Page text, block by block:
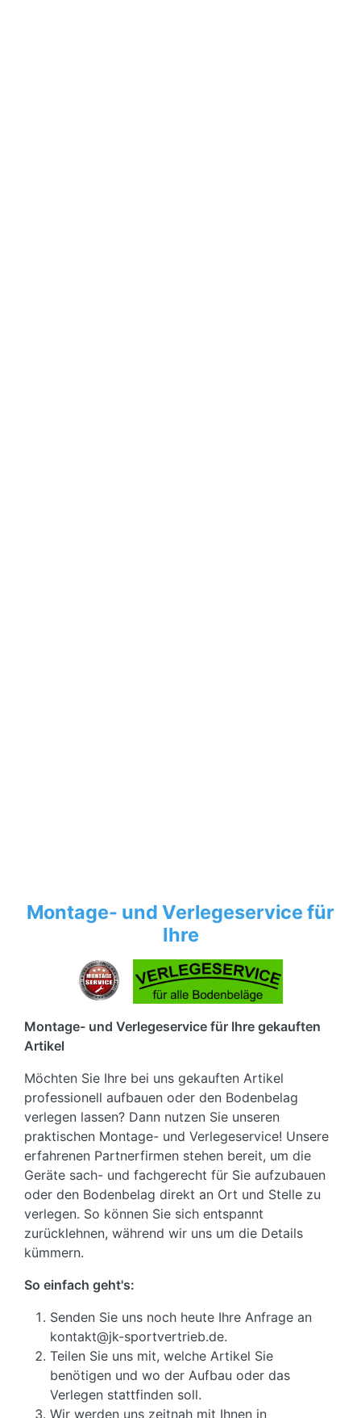
Montage- und Verlegeservice für
Ihre
Montage- und Verlegeservice für Ihre gekauften
Artikel
Möchten Sie Ihre bei uns gekauften Artikel
professionell aufbauen oder den Bodenbelag
verlegen lassen? Dann nutzen Sie unseren
praktischen Montage- und Verlegeservice! Unsere
erfahrenen Partnerfirmen stehen bereit, um die
Geräte sach- und fachgerecht für Sie aufzubauen
oder den Bodenbelag direkt an Ort und Stelle zu
verlegen. So können Sie sich entspannt
zurücklehnen, während wir uns um die Details
kümmern.
So einfach geht's:
Senden Sie uns noch heute Ihre Anfrage an
kontakt@jk-sportvertrieb.de.
Teilen Sie uns mit, welche Artikel Sie
benötigen und wo der Aufbau oder das
Verlegen stattfinden soll.
Wir werden uns zeitnah mit Ihnen in